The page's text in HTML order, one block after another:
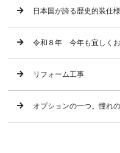
日本国が誇る歴史的装仕
令和８年 今年も宜しく
リフォーム工事
オプションの一つ。憧れ